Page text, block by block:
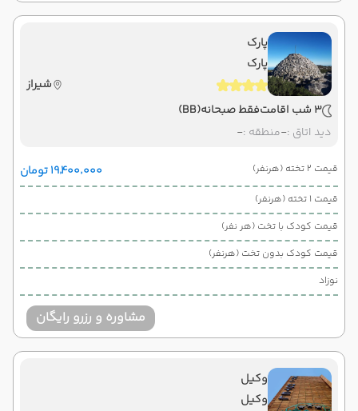
پارک
پارک
شیراز
3 شب اقامت
فقط صبحانه(BB)
دید اتاق :-منطقه :-
قیمت 2 تخته (هرنفر) ۱۹٬۴۰۰٬۰۰۰ تومان
قیمت 1 تخته (هرنفر)
قیمت کودک با تخت (هر نفر)
قیمت کودک بدون تخت (هرنفر)
نوزاد
مشاوره و رزرو رایگان
وکیل
وکیل